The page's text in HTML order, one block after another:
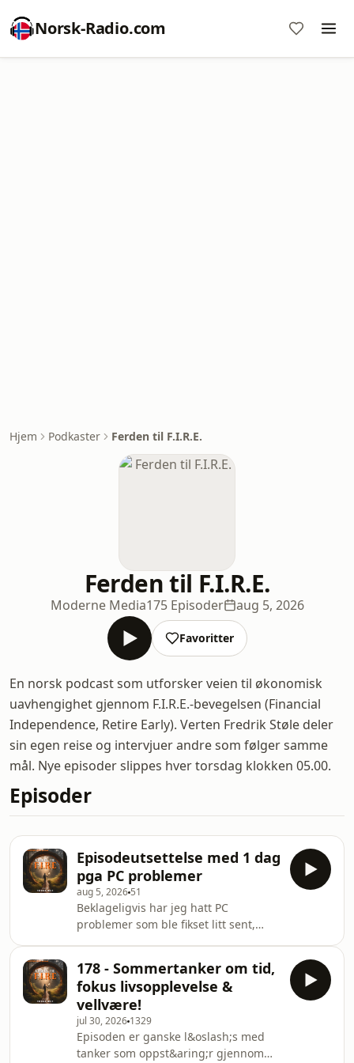
Norsk-Radio.com
Hjem Podkaster Ferden til F.I.R.E.
Ferden til F.I.R.E.
Moderne Media175 Episoder aug 5, 2026
Favoritter
En norsk podcast som utforsker veien til økonomisk
uavhengighet gjennom F.I.R.E.-bevegelsen (Financial
Independence, Retire Early). Verten Fredrik Støle deler
sin egen reise og intervjuer andre som følger samme
mål. Nye episoder slippes hver torsdag klokken 05.00.
Episoder
Episodeutsettelse med 1 dag
pga PC problemer
aug 5, 2026 51
Beklageligvis har jeg hatt PC
problemer som ble fikset litt sent,
privacy information.
178 - Sommertanker om tid,
fokus livsopplevelse &
vellvære!
jul 30, 2026 1329
Episoden er ganske l&oslash;s med
tanker som oppst&aring;r gjennom